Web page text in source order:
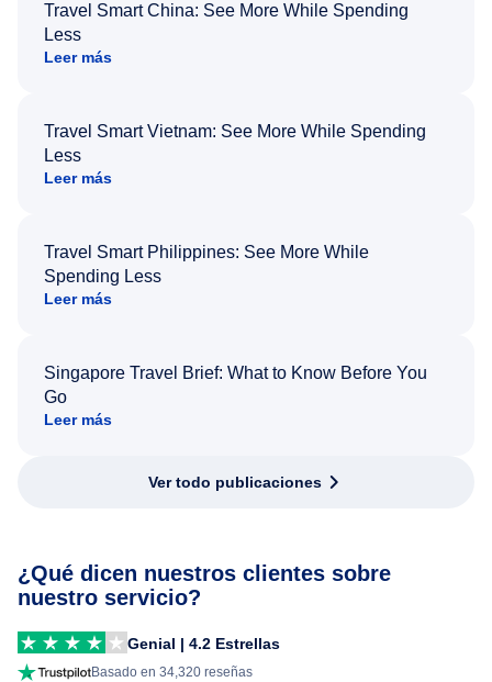
Travel Smart China: See More While Spending
Less
Leer más
Travel Smart Vietnam: See More While Spending
Less
Leer más
Travel Smart Philippines: See More While
Spending Less
Leer más
Singapore Travel Brief: What to Know Before You
Go
Leer más
Ver todo publicaciones
¿Qué dicen nuestros clientes sobre
nuestro servicio?
Genial | 4.2 Estrellas
Basado en 34,320 reseñas